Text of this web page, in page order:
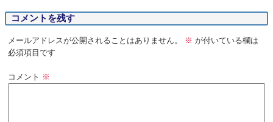
コメントを残す
メールアドレスが公開されることはありません。 ※ が付いている欄は
必須項目です
コメント ※